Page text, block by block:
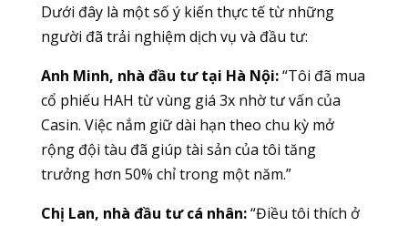
Dưới đây là một số ý kiến thực tế từ những
người đã trải nghiệm dịch vụ và đầu tư:
Anh Minh, nhà đầu tư tại Hà Nội:“Tôi đã mua
cổ phiếu HAH từ vùng giá 3x nhờ tư vấn của
Casin. Việc nắm giữ dài hạn theo chu kỳ mở
rộng đội tàu đã giúp tài sản của tôi tăng
trưởng hơn 50% chỉ trong một năm.”
Chị Lan, nhà đầu tư cá nhân:“Điều tôi thích ở